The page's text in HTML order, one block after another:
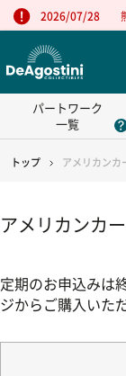
2026/07/28
パートワーク
一覧
トップ アメリカンカ
アメリカンカ
定期のお申込みは
ジからご購入いた